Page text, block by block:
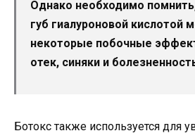
Однако необходимо
губ гиалуроновой кислотой
некоторые побочные
отек, синяки и
Ботокс также используется для